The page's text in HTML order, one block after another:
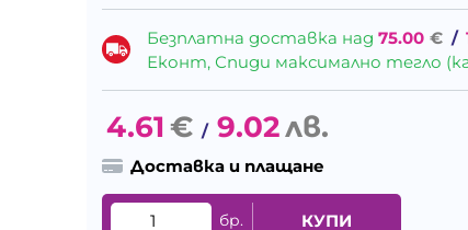
Безплатна доставка над75.00 € /
Еконт, Спиди максимално тегло
4.61€ / 9.02лв.
Доставка и плащане
бр. КУПИ